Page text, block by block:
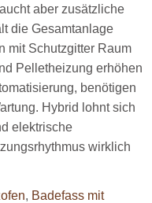
aber zusätzliche
die Gesamtanlage
mit Schutzgitter Raum
Pelletheizung erhöhen
benötigen
Hybrid lohnt sich
elektrische
wirklich
, Badefass mit